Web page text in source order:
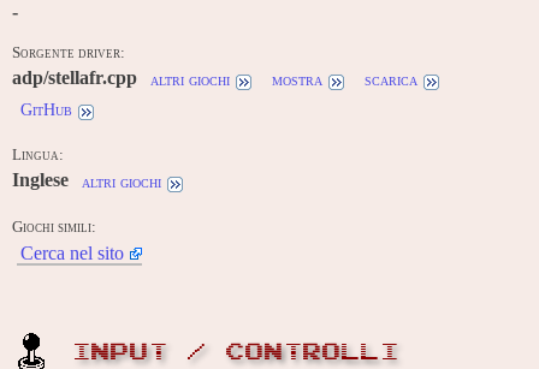
-
Sorgente driver:
adp/stellafr.cpp altri giochi mostra
scarica
GitHub
Lingua:
Inglese altri giochi
Giochi simili:
Cerca nel sito
INPUT / CONTROLLI